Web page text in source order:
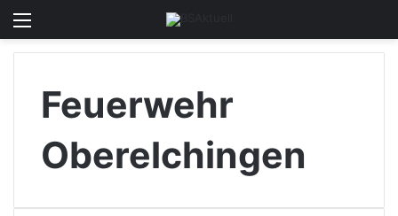
Feuerwehr
Oberelchingen